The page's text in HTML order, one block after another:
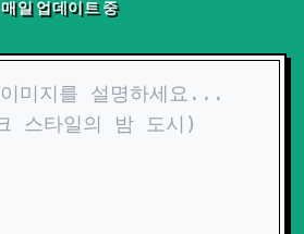
매일 업데이트 중